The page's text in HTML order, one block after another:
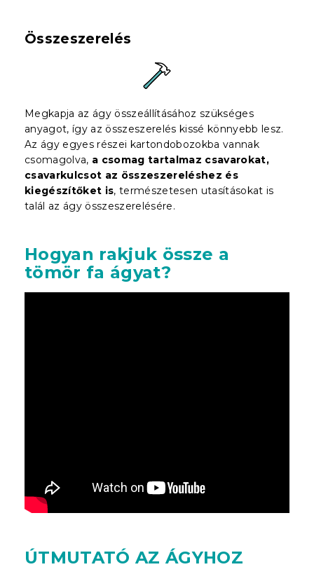
Összeszerelés
Megkapja az ágy összeállításához szükséges
anyagot, így az összeszerelés kissé könnyebb lesz.
Az ágy egyes részei kartondobozokba vannak
csomagolva, a csomag tartalmaz csavarokat,
csavarkulcsot az összeszereléshez és
kiegészítőket is, természetesen utasításokat is
talál az ágy összeszerelésére.
Hogyan rakjuk össze a
tömör fa ágyat?
ÚTMUTATÓ AZ ÁGYHOZ